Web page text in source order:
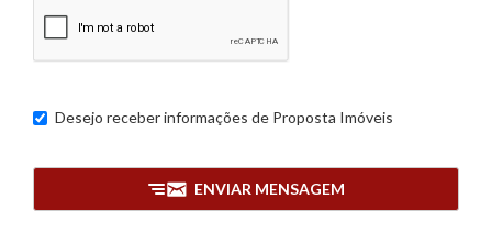
Desejo receber informações de Proposta Imóveis
ENVIAR MENSAGEM